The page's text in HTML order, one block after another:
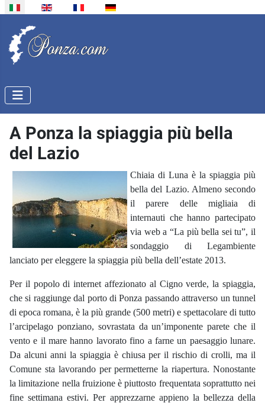
Seleziona la tua lingua
A Ponza la spiaggia più bella
del Lazio
Chiaia di Luna è la spiaggia più
bella del Lazio. Almeno secondo
il parere delle migliaia di
internauti che hanno partecipato
via web a “La più bella sei tu”, il
sondaggio di Legambiente
lanciato per eleggere la spiaggia più bella dell’estate 2013.
Per il popolo di internet affezionato al Cigno verde, la spiaggia,
che si raggiunge dal porto di Ponza passando attraverso un tunnel
di epoca romana, è la più grande (500 metri) e spettacolare di tutto
l’arcipelago ponziano, sovrastata da un’imponente parete che il
vento e il mare hanno lavorato fino a farne un paesaggio lunare.
Da alcuni anni la spiaggia è chiusa per il rischio di crolli, ma il
Comune sta lavorando per permetterne la riapertura. Nonostante
la limitazione nella fruizione è piuttosto frequentata soprattutto nei
fine settimana estivi. Per apprezzarne appieno la bellezza della